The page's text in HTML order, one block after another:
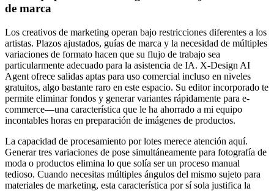
de marca
Los creativos de marketing operan bajo restricciones diferentes a los
artistas. Plazos ajustados, guías de marca y la necesidad de múltiples
variaciones de formato hacen que su flujo de trabajo sea
particularmente adecuado para la asistencia de IA. X-Design AI
Agent ofrece salidas aptas para uso comercial incluso en niveles
gratuitos, algo bastante raro en este espacio. Su editor incorporado te
permite eliminar fondos y generar variantes rápidamente para e-
commerce—una característica que le ha ahorrado a mi equipo
incontables horas en preparación de imágenes de productos.
La capacidad de procesamiento por lotes merece atención aquí.
Generar tres variaciones de pose simultáneamente para fotografía de
moda o productos elimina lo que solía ser un proceso manual
tedioso. Cuando necesitas múltiples ángulos del mismo sujeto para
materiales de marketing, esta característica por sí sola justifica la